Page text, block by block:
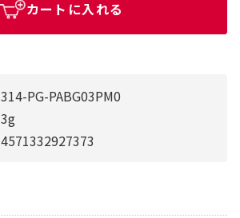
314-PG-PABG03PM0
3g
4571332927373
カートに入れる